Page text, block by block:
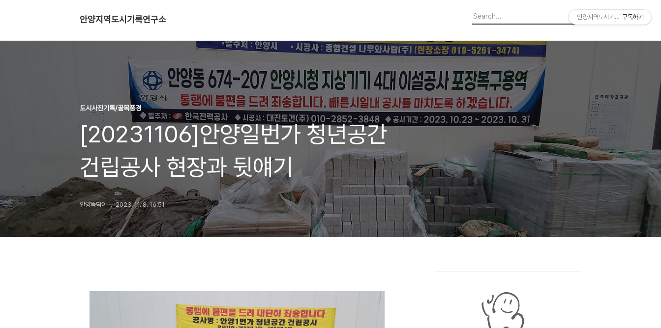
안양지역도시기록연구소
도시사진기록/골목풍경
[20231106]안양일번가 청년공간
건립공사 현장과 뒷얘기
안양똑딱이 2023. 11. 8. 16:51
안양지역도시기록연구소
구독하기